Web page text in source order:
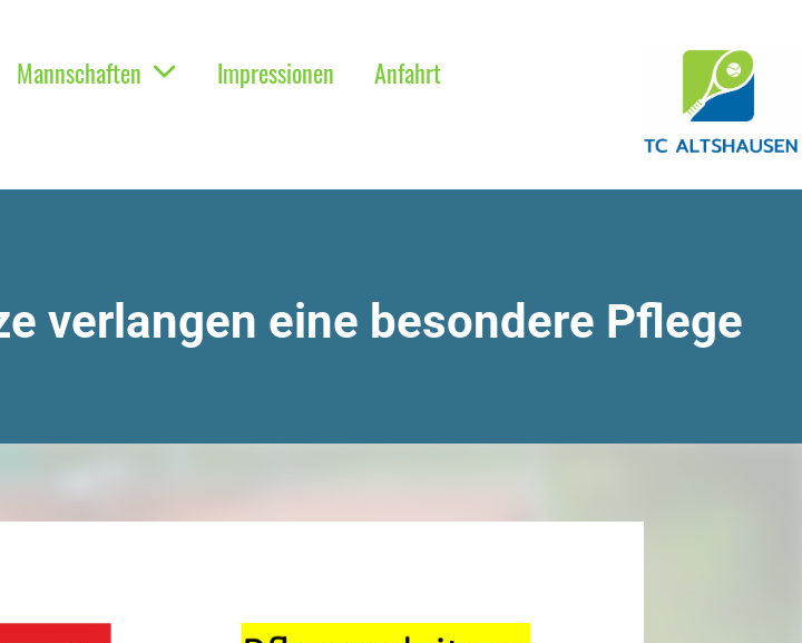
Mannschaften Impressionen
Anfahrt
verlangen eine besondere Pflege